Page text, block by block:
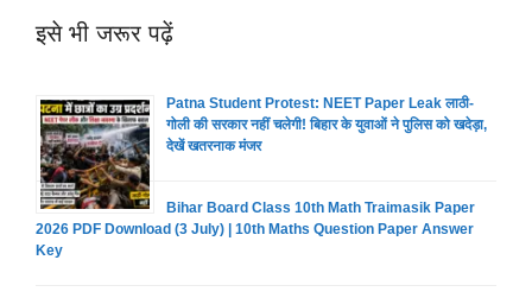
इसे भी जरूर पढ़ें
Patna Student Protest: NEET Paper Leak लाठी-
गोली की सरकार नहीं चलेगी! बिहार के युवाओं ने पुलिस को खदेड़ा,
देखें खतरनाक मंजर
Bihar Board Class 10th Math Traimasik Paper
2026 PDF Download (3 July) | 10th Maths Question Paper Answer
Key